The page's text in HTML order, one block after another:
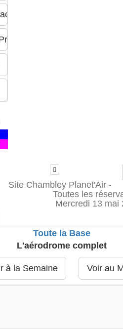
Toute la Base
L'aérodrome complet
Site Chambley Planet'Air -
Toutes les
Mercredi 13 mai